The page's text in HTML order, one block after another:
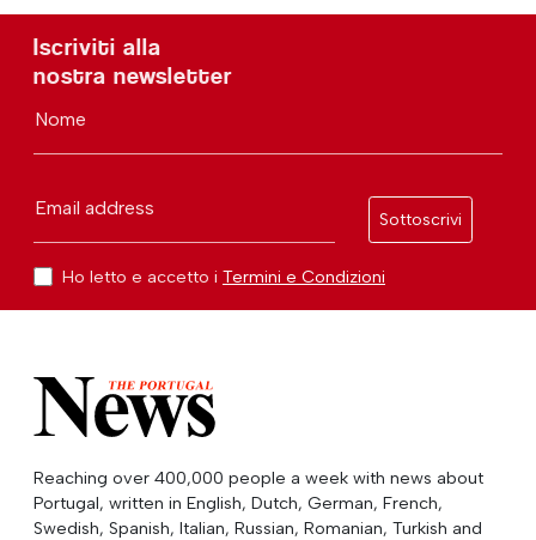
Iscriviti alla
nostra newsletter
Nome
Email address
Sottoscrivi
Ho letto e accetto i Termini e Condizioni
Reaching over 400,000 people a week with news about
Portugal, written in English, Dutch, German, French,
Swedish, Spanish, Italian, Russian, Romanian, Turkish and